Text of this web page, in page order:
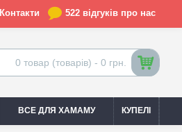
Контакти 522 відгуків про нас
0 товар (товарів) - 0 грн.
ВСЕ ДЛЯ ХАМАМУ КУПЕЛІ